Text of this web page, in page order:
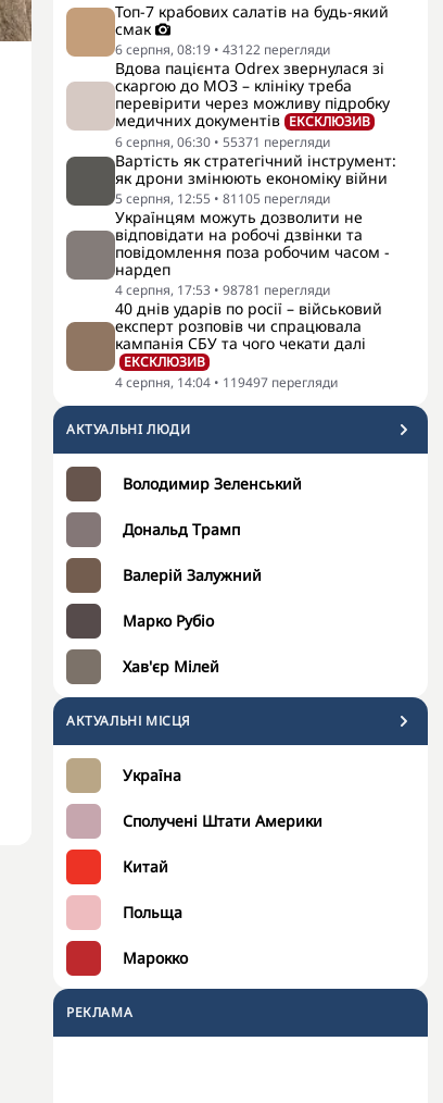
Топ-7 крабових салатів на будь-який
смак
6 серпня, 08:19 • 43122 перегляди
Вдова пацієнта Odrex звернулася зі
скаргою до МОЗ – клініку треба
перевірити через можливу підробку
медичних документів ЕКСКЛЮЗИВ
6 серпня, 06:30 • 55371 перегляди
Вартість як стратегічний інструмент:
як дрони змінюють економіку війни
5 серпня, 12:55 • 81105 перегляди
Українцям можуть дозволити не
відповідати на робочі дзвінки та
повідомлення поза робочим часом -
нардеп
4 серпня, 17:53 • 98781 перегляди
40 днів ударів по росії – військовий
експерт розповів чи спрацювала
кампанія СБУ та чого чекати далі
ЕКСКЛЮЗИВ
4 серпня, 14:04 • 119497 перегляди
АКТУАЛЬНI ЛЮДИ
Володимир Зеленський
Дональд Трамп
Валерій Залужний
Марко Рубіо
Хав'єр Мілей
АКТУАЛЬНІ МІСЦЯ
Україна
Сполучені Штати Америки
Китай
Польща
Марокко
РЕКЛАМА